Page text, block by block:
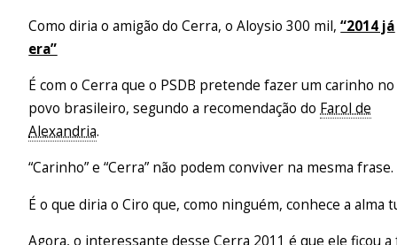
Como diria o amigão do Cerra, o Aloysio 300 mil,“2014 já
era”
É com o Cerra que o PSDB pretende fazer um carinho no
povo brasileiro, segundo a recomendação do Farol de
Alexandria.
“Carinho” e “Cerra” não podem conviver na mesma frase.
É o que diria o Ciro que, como ninguém, conhece a alma
Agora, o interessante desse Cerra 2011 é que ele ficou